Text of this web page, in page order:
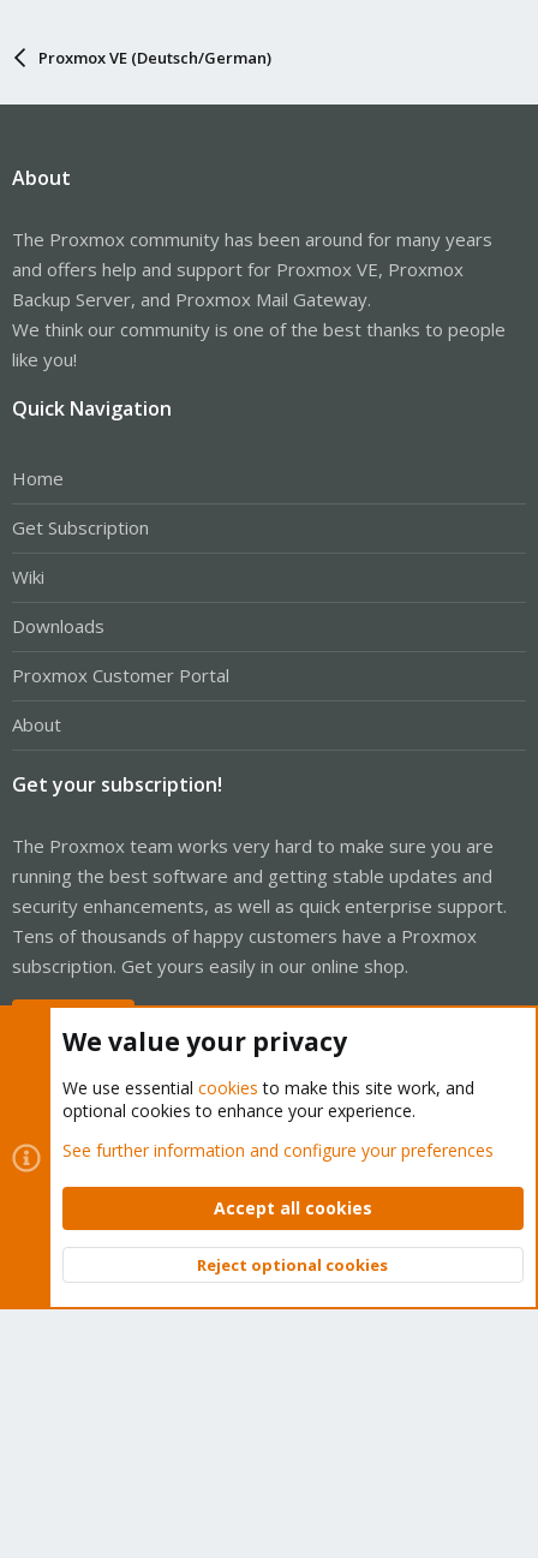
Proxmox VE (Deutsch/German)
About
The Proxmox community has been around for many years
and offers help and support for Proxmox VE, Proxmox
Backup Server, and Proxmox Mail Gateway.
We think our community is one of the best thanks to people
like you!
Quick Navigation
Home
Get Subscription
Wiki
Downloads
Proxmox Customer Portal
About
Get your subscription!
The Proxmox team works very hard to make sure you are
running the best software and getting stable updates and
security enhancements, as well as quick enterprise support.
Tens of thousands of happy customers have a Proxmox
subscription. Get yours easily in our online shop.
Cookies
Proxmox Support Forum - Light Mode
Contact us
Terms and rules Privacy policy Help Home
Community platform by XenForo © 2010-2026 XenForo Ltd.
Top
We value your privacy
We use essential cookies to make this site work, and
optional cookies to enhance your experience.
See further information and configure your preferences
Accept all cookies
Reject optional cookies